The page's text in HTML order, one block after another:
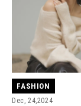
FASHION
Dec, 24,2024